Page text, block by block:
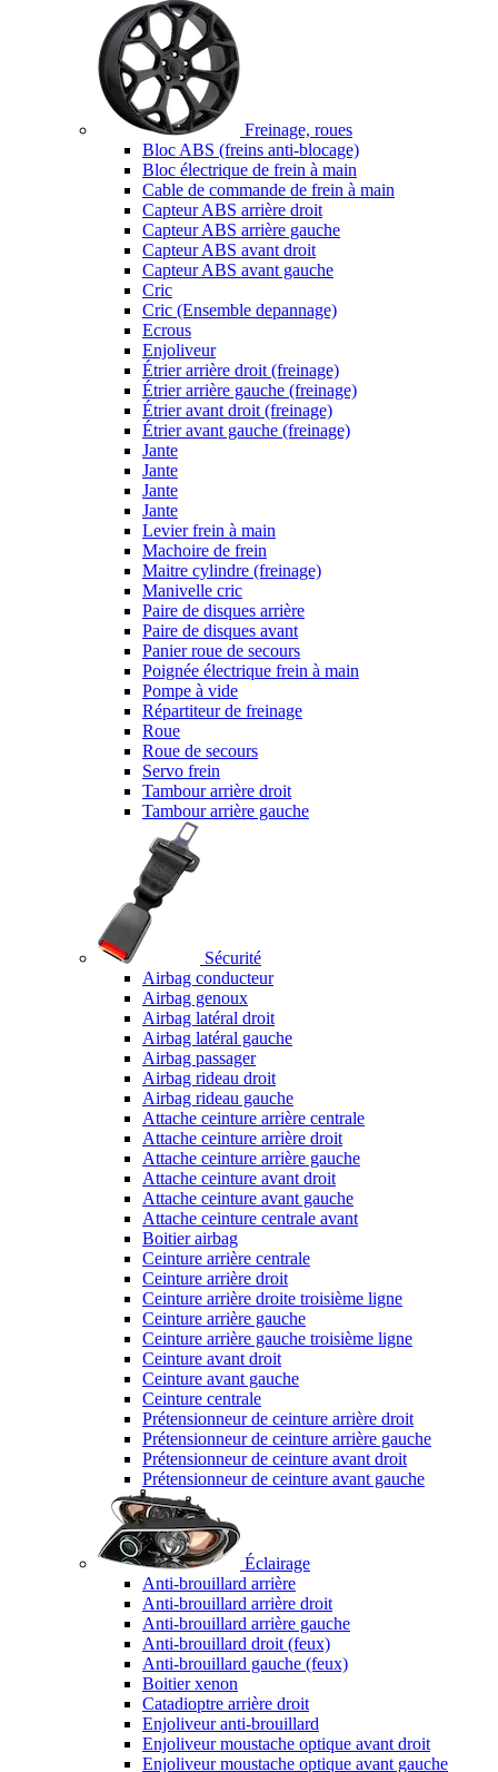
Freinage, roues
Bloc ABS (freins anti-blocage)
Bloc électrique de frein à main
Cable de commande de frein à main
Capteur ABS arrière droit
Capteur ABS arrière gauche
Capteur ABS avant droit
Capteur ABS avant gauche
Cric
Cric (Ensemble depannage)
Ecrous
Enjoliveur
Étrier arrière droit (freinage)
Étrier arrière gauche (freinage)
Étrier avant droit (freinage)
Étrier avant gauche (freinage)
Jante
Jante
Jante
Jante
Levier frein à main
Machoire de frein
Maitre cylindre (freinage)
Manivelle cric
Paire de disques arrière
Paire de disques avant
Panier roue de secours
Poignée électrique frein à main
Pompe à vide
Répartiteur de freinage
Roue
Roue de secours
Servo frein
Tambour arrière droit
Tambour arrière gauche
Sécurité
Airbag conducteur
Airbag genoux
Airbag latéral droit
Airbag latéral gauche
Airbag passager
Airbag rideau droit
Airbag rideau gauche
Attache ceinture arrière centrale
Attache ceinture arrière droit
Attache ceinture arrière gauche
Attache ceinture avant droit
Attache ceinture avant gauche
Attache ceinture centrale avant
Boitier airbag
Ceinture arrière centrale
Ceinture arrière droit
Ceinture arrière droite troisième ligne
Ceinture arrière gauche
Ceinture arrière gauche troisième ligne
Ceinture avant droit
Ceinture avant gauche
Ceinture centrale
Prétensionneur de ceinture arrière droit
Prétensionneur de ceinture arrière gauche
Prétensionneur de ceinture avant droit
Prétensionneur de ceinture avant gauche
Éclairage
Anti-brouillard arrière
Anti-brouillard arrière droit
Anti-brouillard arrière gauche
Anti-brouillard droit (feux)
Anti-brouillard gauche (feux)
Boitier xenon
Catadioptre arrière droit
Enjoliveur anti-brouillard
Enjoliveur moustache optique avant droit
Enjoliveur moustache optique avant gauche